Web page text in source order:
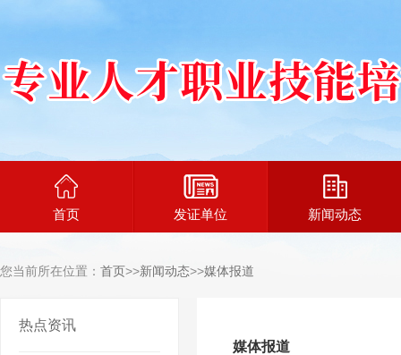
首页 发证单位 新闻动态
您当前所在位置： 首页>>新闻动态>>媒体报道
热点资讯
媒体报道